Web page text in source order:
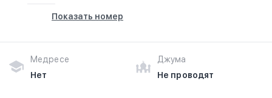
здесь.
Показать номер
Медресе
Нет
Джума
Не проводят